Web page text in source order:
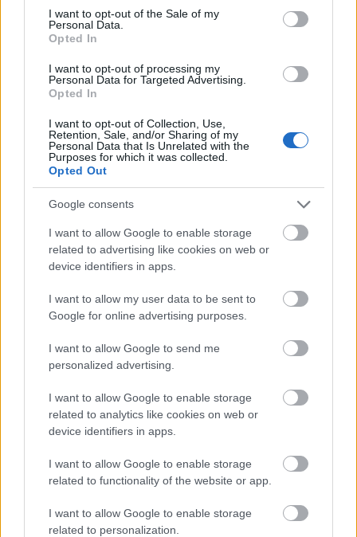
consent section.
I want to opt-out of the Sale of my
Personal Data.
Opted In
I want to opt-out of processing my
Personal Data for Targeted Advertising.
Opted In
I want to opt-out of Collection, Use,
Retention, Sale, and/or Sharing of my
Personal Data that Is Unrelated with the
Purposes for which it was collected.
Opted Out
Google consents
I want to allow Google to enable storage
related to advertising like cookies on web or
device identifiers in apps.
I want to allow my user data to be sent to
Google for online advertising purposes.
I want to allow Google to send me
personalized advertising.
I want to allow Google to enable storage
related to analytics like cookies on web or
device identifiers in apps.
I want to allow Google to enable storage
related to functionality of the website or app.
I want to allow Google to enable storage
related to personalization.
primo! (első!)
AZ EMBERSÉG ÜNNEPE